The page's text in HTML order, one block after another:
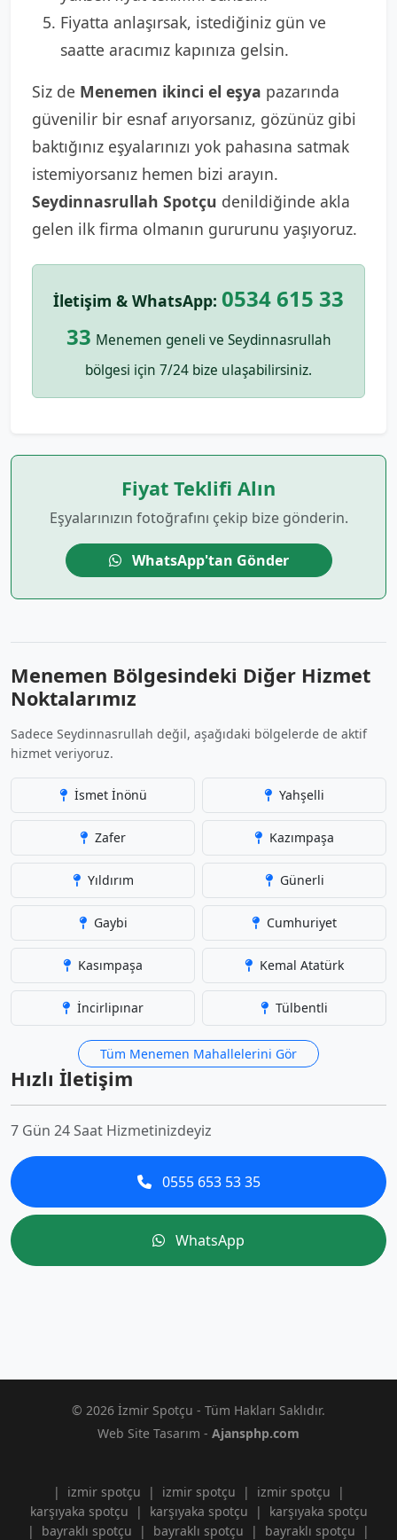
Fiyatta anlaşırsak, istediğiniz gün ve
saatte aracımız kapınıza gelsin.
Siz de Menemen ikinci el eşya pazarında
güvenilir bir esnaf arıyorsanız, gözünüz gibi
baktığınız eşyalarınızı yok pahasına satmak
istemiyorsanız hemen bizi arayın.
Seydinnasrullah Spotçu denildiğinde akla
gelen ilk firma olmanın gururunu yaşıyoruz.
İletişim & WhatsApp: 0534 615 33
33 Menemen geneli ve Seydinnasrullah
bölgesi için 7/24 bize ulaşabilirsiniz.
Fiyat Teklifi Alın
Eşyalarınızın fotoğrafını çekip bize gönderin.
WhatsApp'tan Gönder
Menemen Bölgesindeki Diğer Hizmet
Noktalarımız
Sadece Seydinnasrullah değil, aşağıdaki bölgelerde de aktif
hizmet veriyoruz.
İsmet İnönü Yahşelli
Zafer Kazımpaşa
Yıldırım Günerli
Gaybi Cumhuriyet
Kasımpaşa Kemal Atatürk
İncirlipınar Tülbentli
Tüm Menemen Mahallelerini Gör
Hızlı İletişim
7 Gün 24 Saat Hizmetinizdeyiz
0555 653 53 35
WhatsApp
© 2026 İzmir Spotçu - Tüm Hakları Saklıdır.
Web Site Tasarım - Ajansphp.com
| izmir spotçu | izmir spotçu | izmir spotçu
|
karşıyaka spotçu
| karşıyaka spotçu |
karşıyaka spotçu
|
bayraklı spotçu | bayraklı spotçu | bayraklı spotçu |